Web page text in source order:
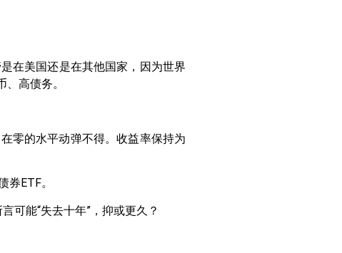
在美国还是在其他国家，因为世界
高债务。
零的水平动弹不得。收益率保持为
ETF。
可能“失去十年”，抑或更久？